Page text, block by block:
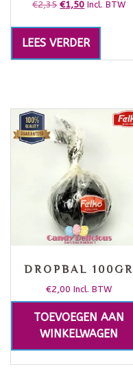
€2,35 €1,50 Incl. BTW
LEES VERDER
DROPBAL 100GR
€2,00 Incl. BTW
TOEVOEGEN AAN
WINKELWAGEN